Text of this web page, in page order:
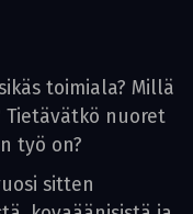
toimiala? Millä
nuoret
työ on?
sitten